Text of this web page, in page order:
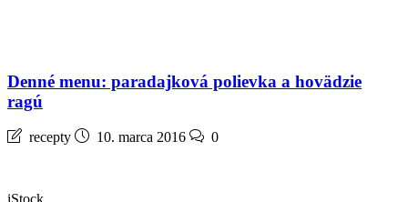
Denné menu: paradajková polievka a hovädzie
ragú
recepty 10. marca 2016 0